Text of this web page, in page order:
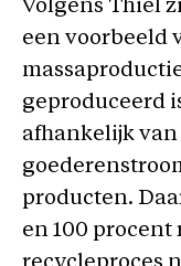
Volgens Thiel
een voorbeeld
geproduceerd
afhankelijk
producten.
en 100 procent